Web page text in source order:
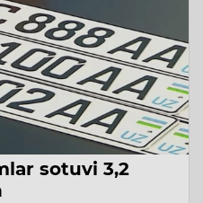
sotuvi 3,2